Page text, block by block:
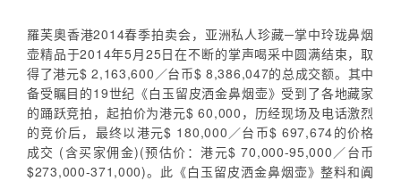
羅芙奧香港2014春季拍卖会，亚洲私人珍藏─掌中玲珑鼻烟
壶精品于2014年5月25日在不断的掌声喝采中圆满结束，取
得了港元$ 2,163,600／台币$ 8,386,047的总成交额。其中
备受瞩目的19世纪《白玉留皮洒金鼻烟壶》受到了各地藏家
的踊跃竞拍，起拍价为港元$ 60,000，历经现场及电话激烈
的竞价后，最终以港元$ 180,000／台币$ 697,674的价格
成交 (含买家佣金)(预估价：港元$ 70,000-95,000／台币
$273,000-371,000)。此《白玉留皮洒金鼻烟壶》整料和阗